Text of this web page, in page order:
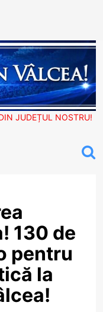
JUDEȚUL NOSTRU!
130 de
pentru
la